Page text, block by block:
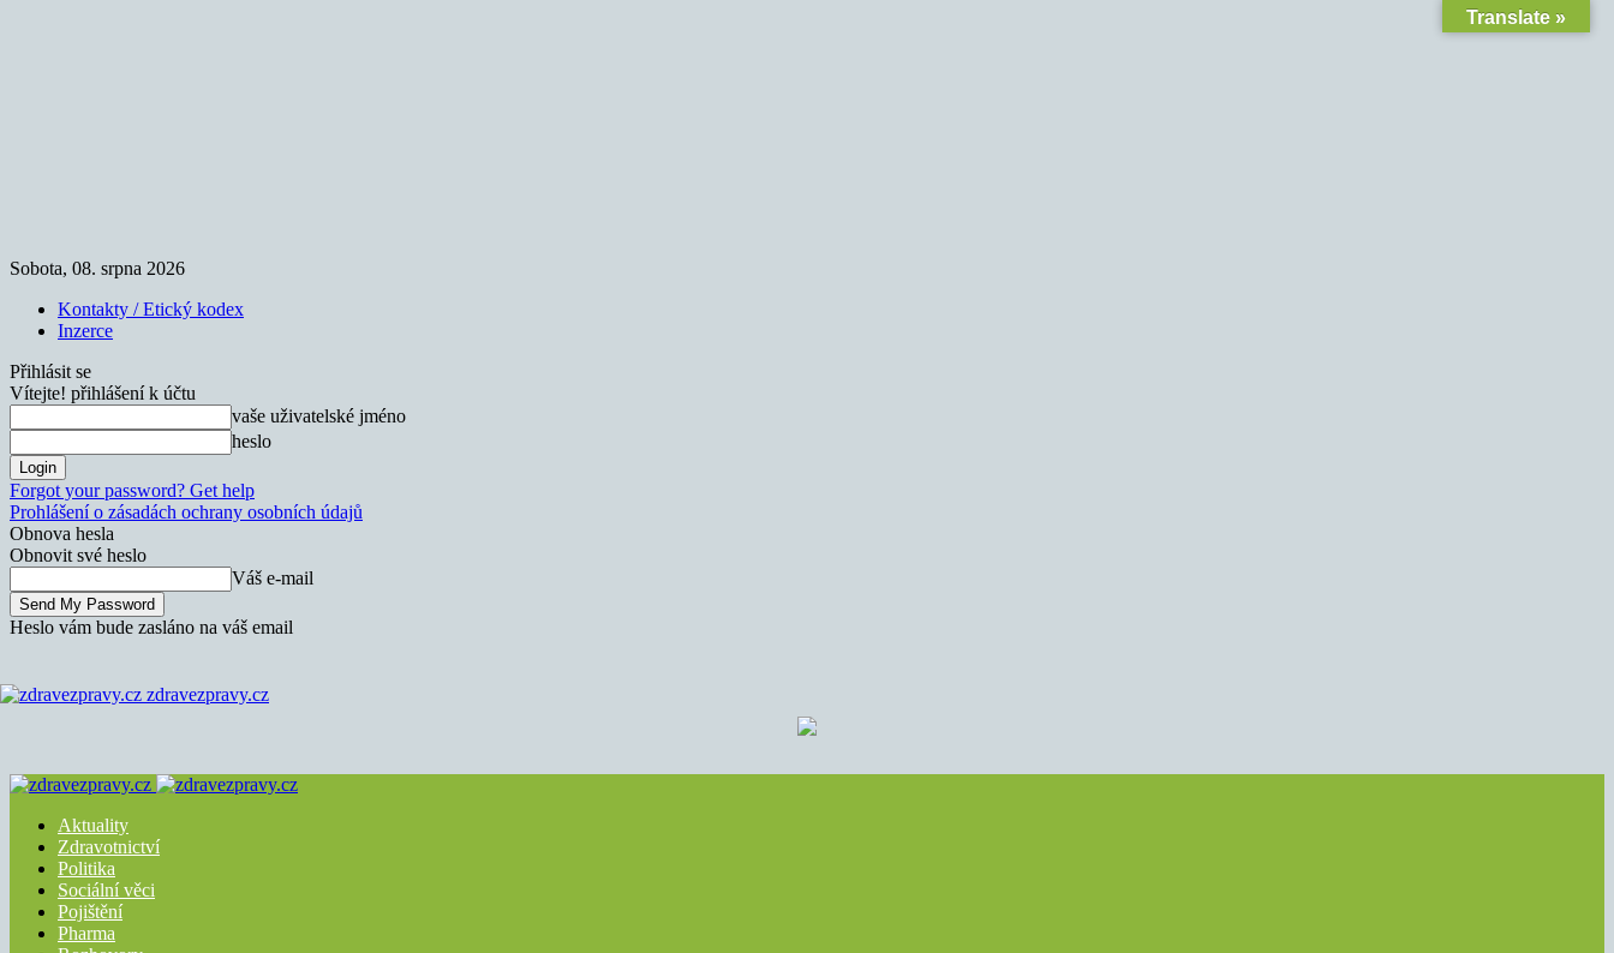
Sobota, 08. srpna 2026
Kontakty / Etický kodex
Inzerce
Přihlásit se
Vítejte! přihlášení k účtu
vaše uživatelské jméno
heslo
Forgot your password? Get help
Prohlášení o zásadách ochrany osobních údajů
Obnova hesla
Obnovit své heslo
Váš e-mail
Heslo vám bude zasláno na váš email
zdravezpravy.cz
Aktuality
Zdravotnictví
Politika
Sociální věci
Pojištění
Pharma
Translate »